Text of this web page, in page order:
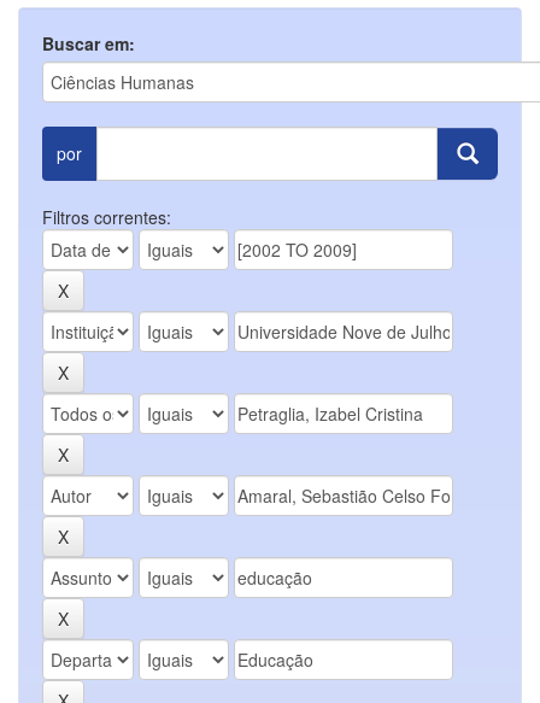
Buscar em:
por
Filtros correntes: